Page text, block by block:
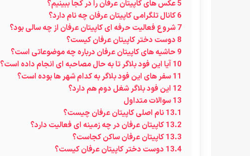
5عکس های کاپیتان عرفان را در کجا ببینیم؟
6کانال تلگرامی کاپیتان عرفان چه نام دارد؟
7شروع فعالیت حرفه ای کاپیتان عرفان از چه سالی بود؟
8 دوست دختر کاپیتان عرفان کیست؟
9 حاشیه های کاپیتان عرفان درباره چه موضوعاتی است؟
10آیا این فود بلاگر تا به حال مصاحبه ای انجام داده است؟
11سفر های این فود بلاگر به کدام شهر ها بوده است؟
12 این فود بلاگر شغل دوم هم دارد؟
13سوالات متداول
13.1نام اصلی کاپیتان عرفان چیست؟
13.2کاپیتان عرفان در چه زمینه ای فعالیت دارد؟
13.3کاپیتان عرفان ساکن کجاست؟
13.4 دوست دختر کاپیتان عرفان کیست؟